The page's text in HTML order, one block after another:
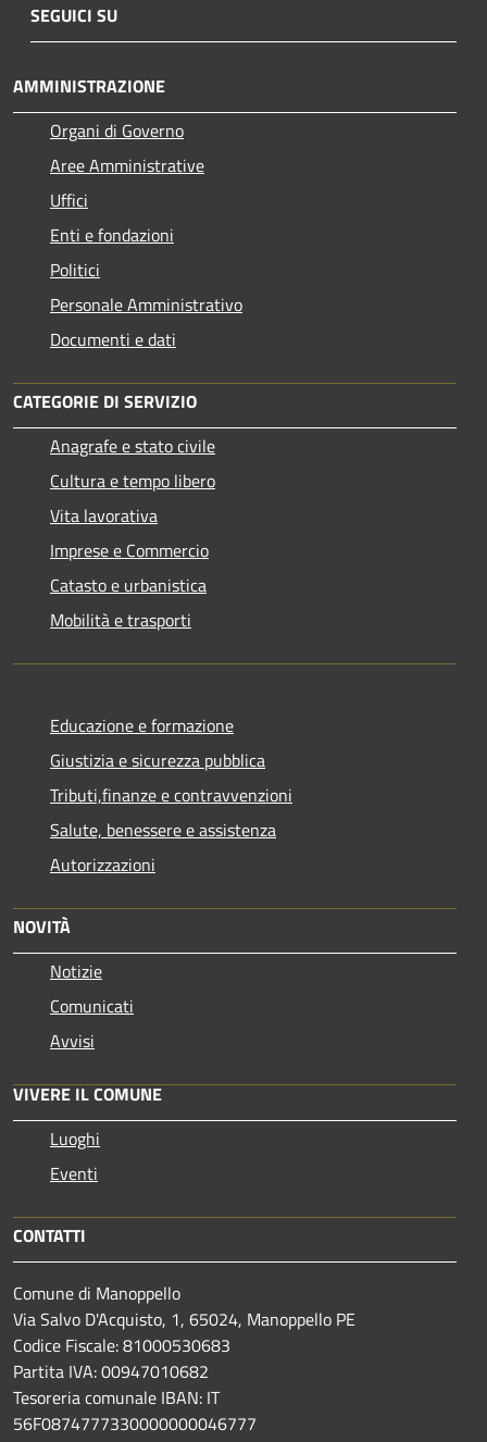
SEGUICI SU
AMMINISTRAZIONE
Organi di Governo
Aree Amministrative
Uffici
Enti e fondazioni
Politici
Personale Amministrativo
Documenti e dati
CATEGORIE DI SERVIZIO
Anagrafe e stato civile
Cultura e tempo libero
Vita lavorativa
Imprese e Commercio
Catasto e urbanistica
Mobilità e trasporti
Educazione e formazione
Giustizia e sicurezza pubblica
Tributi,finanze e contravvenzioni
Salute, benessere e assistenza
Autorizzazioni
NOVITÀ
Notizie
Comunicati
Avvisi
VIVERE IL COMUNE
Luoghi
Eventi
CONTATTI
Comune di Manoppello
Via Salvo D'Acquisto, 1, 65024, Manoppello PE
Codice Fiscale: 81000530683
Partita IVA: 00947010682
Tesoreria comunale IBAN: IT
56F0874777330000000046777